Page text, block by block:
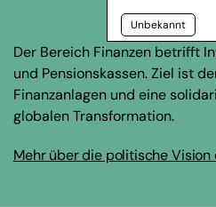
Unbekannt
Der Bereich Finanzen betrifft
und Pensionskassen. Ziel ist
Finanzanlagen und eine
globalen Transformation.
Mehr über die politische Vision